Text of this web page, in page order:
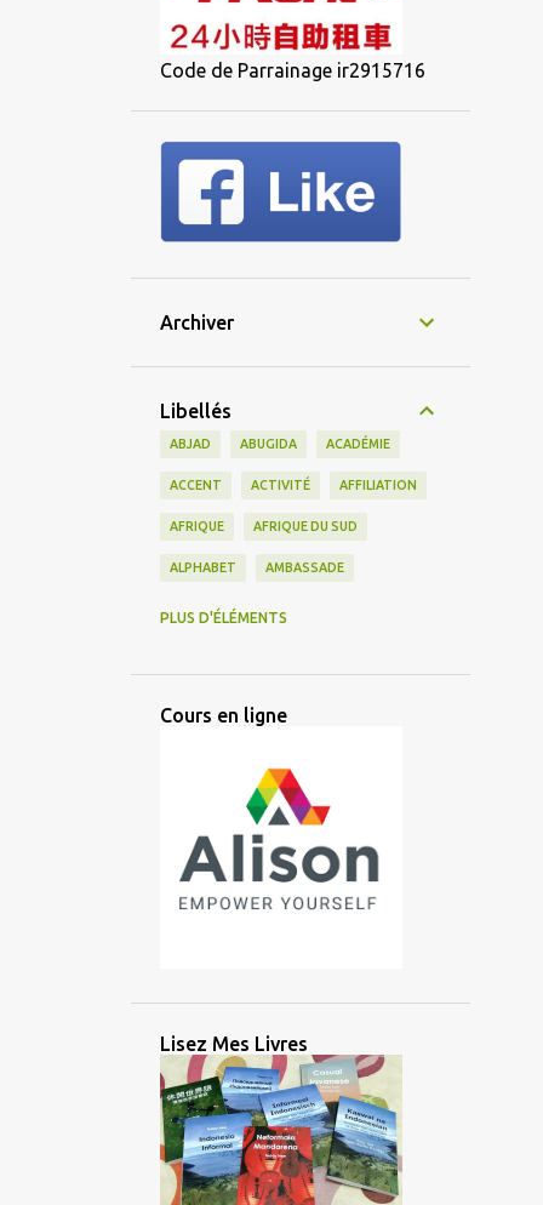
Code de Parrainage ir2915716
Archiver
Libellés
ABJAD ABUGIDA ACADÉMIE
ACCENT ACTIVITÉ AFFILIATION
AFRIQUE AFRIQUE DU SUD
ALPHABET AMBASSADE
AMERICAIN
ARGENT
ARTIFICIELLE
ASIATIQUE ASIE ASIE CENTRALE
ASIE DE L'EST ASIE DU SUD
AVANTAGE AZERBAÏDJAN
BALINAIS BANGLADESH BATAK
BATAN BATANES BAYBAYIN
BILINGUE BRAHMI BRITANNIQUE
PLUS D'ÉLÉMENTS
Cours en ligne
Lisez Mes Livres